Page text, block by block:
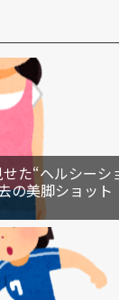
た“ヘルシーシ
の美脚ショット